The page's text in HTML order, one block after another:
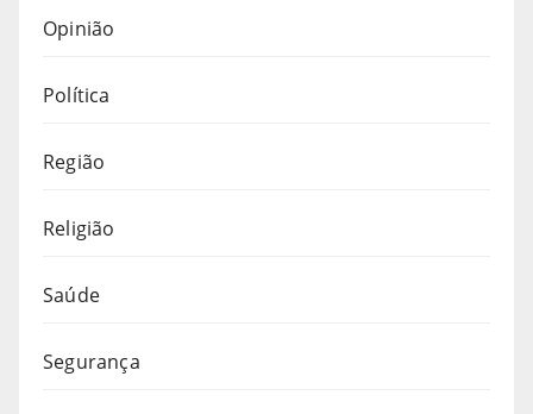
Opinião
Política
Região
Religião
Saúde
Segurança